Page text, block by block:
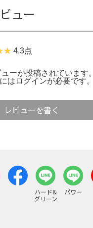
ュー
4.3点
ーが投稿されています。
は ログインが必要です。
レビューを書く
ハード&
グリーン
パワー